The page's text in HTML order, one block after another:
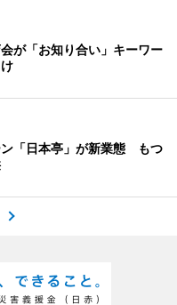
が「お知り合い」キーワー
「日本亭」が新業態 もつ